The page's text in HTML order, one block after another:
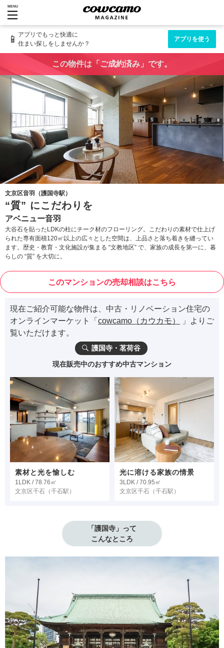
MENU
📱 アプリでもっと快適に
住まい探しをしませんか？
アプリを使う
この物件は「ご成約済み」です。
文京区音羽（護国寺駅）
“質” にこだわりを
アベニュー音羽
大谷石を貼ったLDKの柱にチーク材のフローリング。こだわりの素材で仕上げ
られた専有面積120㎡以上の広々とした空間は、上品さと落ち着きを纏ってい
ます。歴史・教育・文化施設が集まる “文教地区” で、家族の成長を第一に、暮
らしの “質” を大切に。
このマンションの売却相談はこちら
現在ご紹介可能な物件は、中古・リノベーション住宅の
オンラインマーケット「 cowcamo（カウカモ）
」よりご
覧いただけます。
護国寺・茗荷谷
現在販売中のおすすめ中古マンション
素材と光を愉しむ
1LDK / 78.76㎡
文京区千石 （千石駅）
光に溶ける家族の情景
3LDK / 70.95㎡
文京区千石 （千石駅）
「護国寺」って
こんなところ